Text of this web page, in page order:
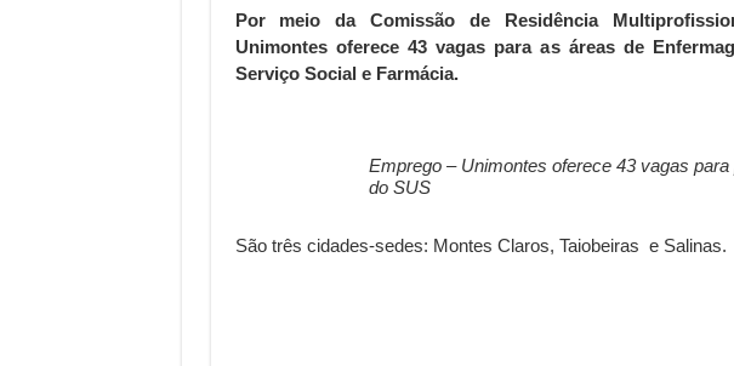
Por meio da Comissão de Residência
Unimontes oferece 43 vagas para as áreas de
Serviço Social e Farmácia.
Emprego – Unimontes oferece 43 vagas para
do SUS
São três cidades-sedes: Montes Claros, Taiobeiras e Salinas.